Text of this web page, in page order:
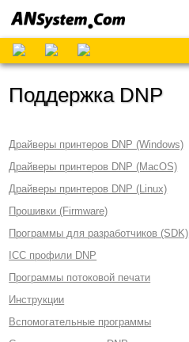
Поддержка DNP
Драйверы принтеров DNP (Windows)
Драйверы принтеров DNP (MacOS)
Драйверы принтеров DNP (Linux)
Прошивки (Firmware)
Программы для разработчиков (SDK)
ICC профили DNP
Программы потоковой печати
Инструкции
Вспомогательные программы